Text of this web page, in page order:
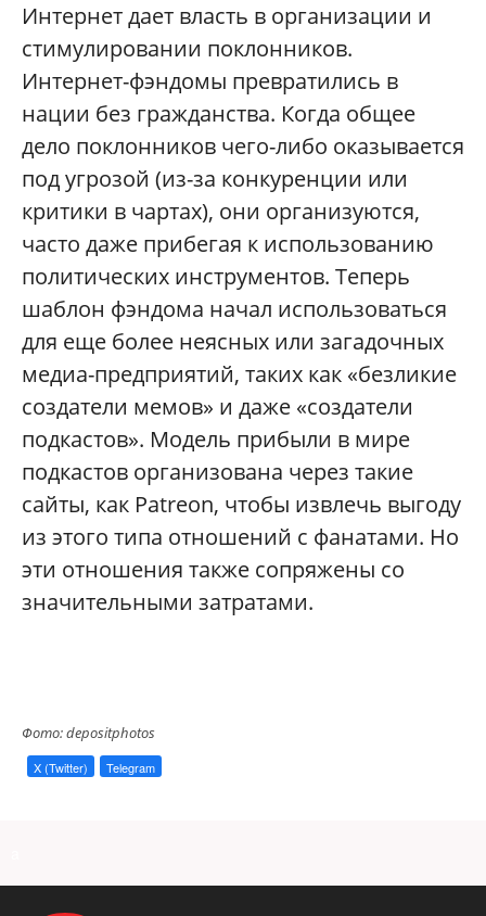
Интернет дает власть в организации и
стимулировании поклонников.
Интернет-фэндомы превратились в
нации без гражданства. Когда общее
дело поклонников чего-либо оказывается
под угрозой (из-за конкуренции или
критики в чартах), они организуются,
часто даже прибегая к использованию
политических инструментов. Теперь
шаблон фэндома начал использоваться
для еще более неясных или загадочных
медиа-предприятий, таких как «безликие
создатели мемов» и даже «создатели
подкастов». Модель прибыли в мире
подкастов организована через такие
сайты, как Patreon, чтобы извлечь выгоду
из этого типа отношений с фанатами. Но
эти отношения также сопряжены со
значительными затратами.
Фото: depositphotos
X (Twitter) Telegram